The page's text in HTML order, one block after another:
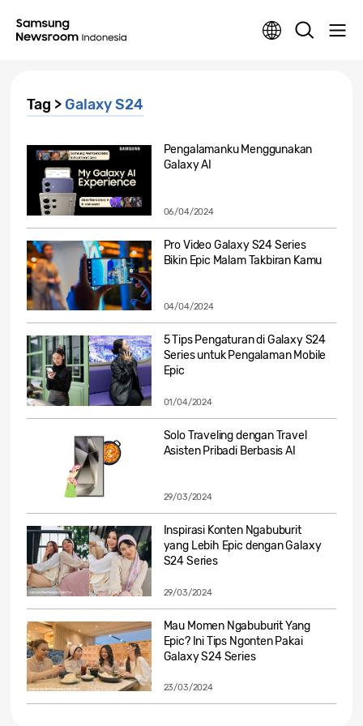
Tag > Galaxy S24
Pengalamanku Menggunakan
Galaxy AI
06/04/2024
Pro Video Galaxy S24 Series
Bikin Epic Malam Takbiran Kamu
04/04/2024
5 Tips Pengaturan di Galaxy S24
Series untuk Pengalaman Mobile
Epic
01/04/2024
Solo Traveling dengan Travel
Asisten Pribadi Berbasis AI
29/03/2024
Inspirasi Konten Ngabuburit
yang Lebih Epic dengan Galaxy
S24 Series
29/03/2024
Mau Momen Ngabuburit Yang
Epic? Ini Tips Ngonten Pakai
Galaxy S24 Series
23/03/2024